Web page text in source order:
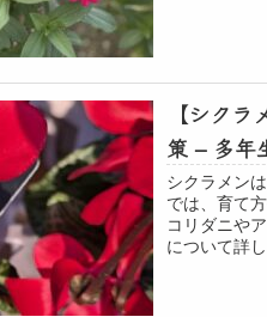
【シク
策 – 多年
シクラメン
では、育て
コリダニや
について詳